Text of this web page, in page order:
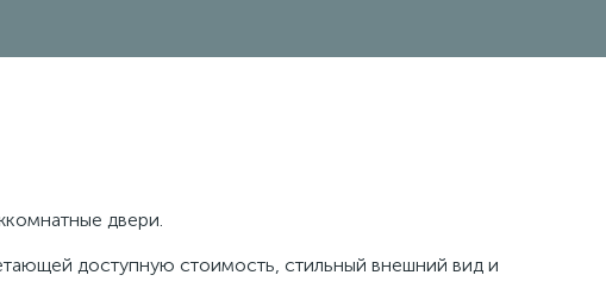
двери.
доступную стоимость, стильный внешний вид и